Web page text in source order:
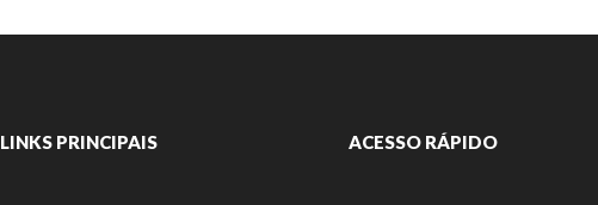
LINKS PRINCIPAIS ACESSO RÁPIDO